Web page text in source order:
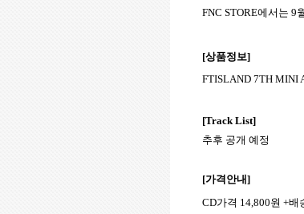
FNC STORE에서는 9
[상품정보]
FTISLAND 7TH MINI
[Track List]
추후 공개 예정
[가격안내]
CD가격 14,800원 +배